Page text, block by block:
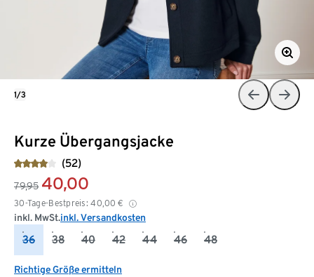
Kurze Übergangsjacke
(52)
79,95 40,00
30-Tage-Bestpreis: 40,00 €
inkl. MwSt.inkl. Versandkosten
36 38 40 42 44 46 48
Richtige Größe ermitteln
1/3